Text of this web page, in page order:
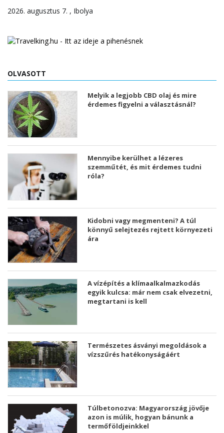
2026. augusztus 7. , Ibolya
OLVASOTT
Melyik a legjobb CBD olaj és mire
érdemes figyelni a választásnál?
Mennyibe kerülhet a lézeres
szemműtét, és mit érdemes tudni
róla?
Kidobni vagy megmenteni? A túl
könnyű selejtezés rejtett környezeti
ára
A vízépítés a klímaalkalmazkodás
egyik kulcsa: már nem csak elvezetni,
megtartani is kell
Természetes ásványi megoldások a
vízszűrés hatékonyságáért
Túlbetonozva: Magyarország jövője
azon is múlik, hogyan bánunk a
termőföldjeinkkel